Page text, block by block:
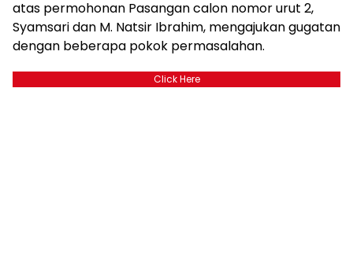
atas permohonan Pasangan calon nomor urut 2,
Syamsari dan M. Natsir Ibrahim, mengajukan gugatan
dengan beberapa pokok permasalahan.
Click Here